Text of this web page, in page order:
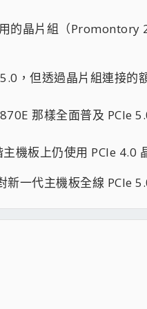
晶片組（Promontory
，但透過晶片組連接的
那樣全面普及 PCIe
機板上仍使用 PCIe 4.0
一代主機板全線 PCIe